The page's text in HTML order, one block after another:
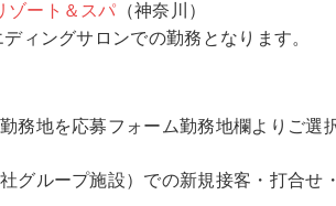
ゾート＆スパ （神奈川）
ングサロンでの勤務となります。
務地を応募フォーム勤務地欄よりご選
グループ施設）での新規接客・打合せ